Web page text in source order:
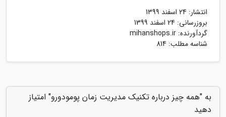
انتشار: 24 اسفند 1399
بروزرسانی: 24 اسفند 1399
گردآورنده: mihanshops.ir
شناسه مطلب: 814
به "همه چیز درباره تکنیک مدیریت زمان پومودورو" امتیاز
دهید